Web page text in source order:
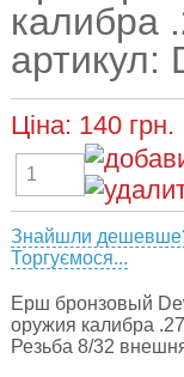
калибра
артикул:
Ціна: 140 грн.
Знайшли
Торгуємося...
Ерш бронзовый
оружия калибра
Резьба 8/32